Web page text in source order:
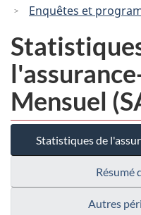
Enquêtes et
Mensuel
Statistiques de
Résumé
Autres